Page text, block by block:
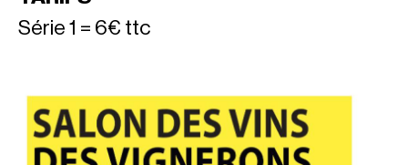
Série 1 = 6€ ttc